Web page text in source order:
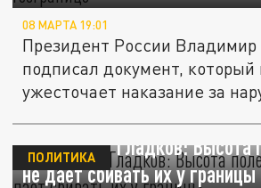
08 МАРТА 19:01
Президент России Владимир
подписал документ, который
ужесточает наказание за
Губернатор Гладков: Высота
не дает сбивать их у границы
ПОЛИТИКА